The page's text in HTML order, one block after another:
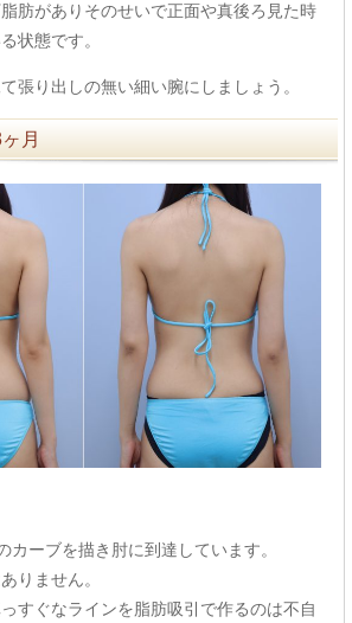
肪がありそのせいで正面や真後ろ見た時
状態です。
張り出しの無い細い腕にしましょう。
月
カーブを描き肘に到達しています。
りません。
すぐなラインを脂肪吸引で作るのは不自